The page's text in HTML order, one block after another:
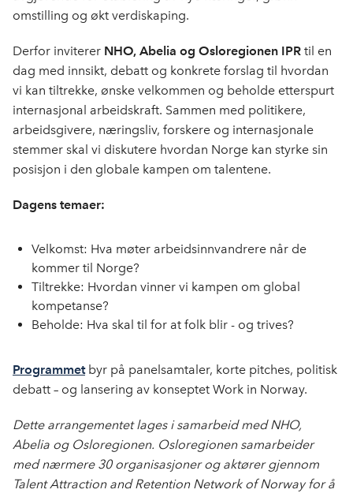
omstilling og økt verdiskaping.
Derfor inviterer NHO, Abelia og Osloregionen IPR til en
dag med innsikt, debatt og konkrete forslag til hvordan
vi kan tiltrekke, ønske velkommen og beholde etterspurt
internasjonal arbeidskraft. Sammen med politikere,
arbeidsgivere, næringsliv, forskere og internasjonale
stemmer skal vi diskutere hvordan Norge kan styrke sin
posisjon i den globale kampen om talentene.
Dagens temaer:
Velkomst: Hva møter arbeidsinnvandrere når de
kommer til Norge?
Tiltrekke: Hvordan vinner vi kampen om global
kompetanse?
Beholde: Hva skal til for at folk blir - og trives?
Programmetbyr på panelsamtaler, korte pitches, politisk
debatt – og lansering av konseptet Work in Norway.
Dette arrangementet lages i samarbeid med NHO,
Abelia og Osloregionen. Osloregionen samarbeider
med nærmere 30 organisasjoner og aktører gjennom
Talent Attraction and Retention Network of Norway for å